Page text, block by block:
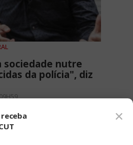
sociedade nutre
da polícia", diz